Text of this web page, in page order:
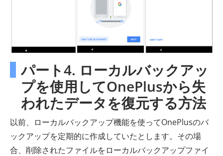
パート4. ローカルバックアッ
プを使用してOnePlusから失
われたデータを復元する方法
以前、ローカルバックアップ機能を使ってOnePlusのバ
ックアップを定期的に作成していたとします。その場
合、削除されたファイルをローカルバックアップファイ